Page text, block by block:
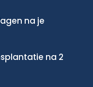
na je
na 2